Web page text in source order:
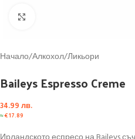
Начало/Алкохол/Ликьори
Baileys Espresso Creme
34.99 лв.
≈€17.89